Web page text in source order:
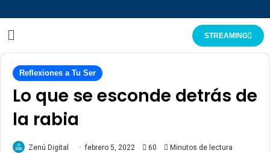
STREAMING
Reflexiones a Tu Ser
Lo que se esconde detrás de
la rabia
Zenú Digital febrero 5, 2022 60 Minutos de lectura